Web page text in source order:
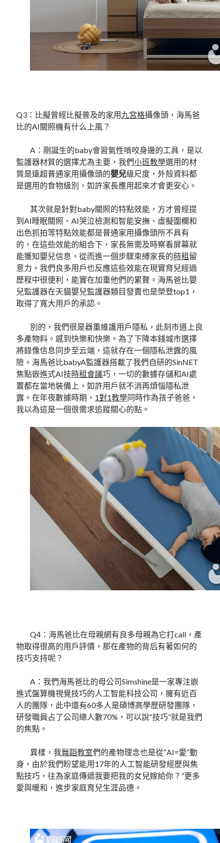
Q3：比擬曾經比擬普及的家用九宮格攝像頭，海馬爸
比的AI關照機有什么上風？
A：剛誕生的baby會習氣性啃咬身邊的工具，是以
監護器材質的選擇尤為主要，我們小班教學選用的材
質是遠超普通家用攝像頭的嬰兒級尺度，外殼資料都
是選用的食物級別，如許家長應用起來才會更安心。
其次就是針對baby關照的特點效能，方才曾經提
到AI睡眠關照、AI哭泣檢測和智能安撫、虛擬圍欄和
出色抓拍等特點效能都是普通家用攝像頭所不具有
的，在這些效能的組合下，家長無需及時察看屏幕就
能獲知嬰兒信息，從而進一個步驟束縛家長的時租留
意力。我們良多用戶也反應這些效能在現實育兒經過
歷程中很便利，能實在加重他們的累贅。海馬爸比嬰
兒監護器在天貓嬰兒監護器類目發賣也是榮登top1，
取得了寬大用戶的承認。
別的，我們很是器重維護用戶隱私，此刻市道上良
多產物料。感到快樂和快樂。為了下降本錢城市選擇
將錄像信息同步至云端，這就存在一個隱私泄露的風
險。海馬爸比babyA監護器搭載了我們自研的SinNET
焦點嵌進式AI技時租會議巧，一切的數據存儲和AI處
置都在當地裝備上，如許用戶就不消再煩惱隱私泄
露。在年夜數據時期， 1對1教學同時作為孩子爸爸，
我以為這是一個很需求追蹤關心的點。
Q4：海馬爸比在母親網有良多母親為它打call，產
物取得很高的用戶評價，那在產物的背后有著如何的
技巧支持呢？
A：我們海馬爸比的母公司Simshine是一家專注嵌
進式盤算機視覺技巧的人工智能科技公司，擁有近百
人的團隊，此中還有60多人是碩博高學歷研發團隊，
研發職員占了公司總人數70%，可以說“技巧”就是我們
的焦點。
異樣，我舞蹈教室們的產物理念也是從“AI=愛”動
身，由於我們盼望能用17年的人工智能研發經歷與焦
點技巧，往為家庭傳遞我要把我的女兒嫁給你？”更多
愛與暖和，進步家庭育兒生涯品德。